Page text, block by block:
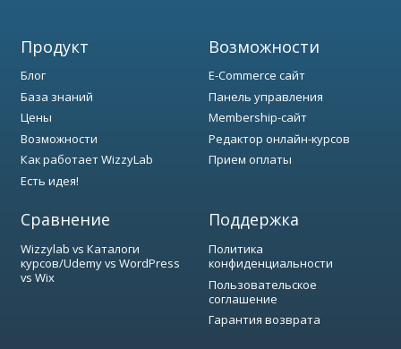
Продукт
Блог
База знаний
Цены
Возможности
Как работает WizzyLab
Есть идея!
Возможности
E-Commerce сайт
Панель управления
Membership-сайт
Редактор онлайн-курсов
Прием оплаты
Сравнение
Wizzylab vs Каталоги
курсов/Udemy vs WordPress
vs Wix
Поддержка
Политика
конфиденциальности
Пользовательское
соглашение
Гарантия возврата